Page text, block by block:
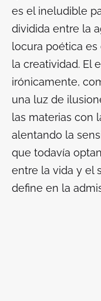
es el ineludible
dividida entre la
locura poética
la creatividad. El
irónicamente,
una luz de
las materias con
alentando la
que todavía
entre la vida y el
define en la